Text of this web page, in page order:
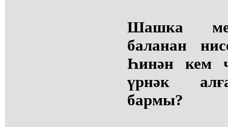
Шашка
баланан
Һинән кем
үрнәк
бармы?